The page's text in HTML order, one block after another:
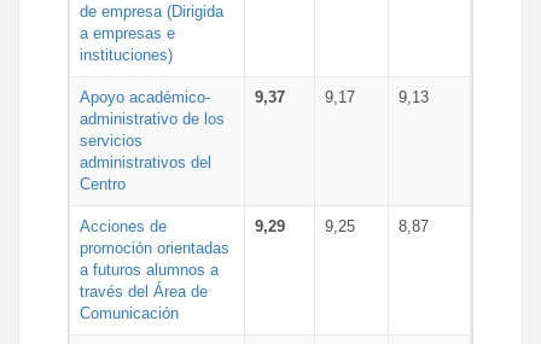
de empresa (Dirigida
a empresas e
instituciones)
Apoyo académico-
administrativo de los
servicios
administrativos del
Centro
9,37 9,17 9,13
Acciones de
promoción orientadas
a futuros alumnos a
través del Área de
Comunicación
9,29 9,25 8,87